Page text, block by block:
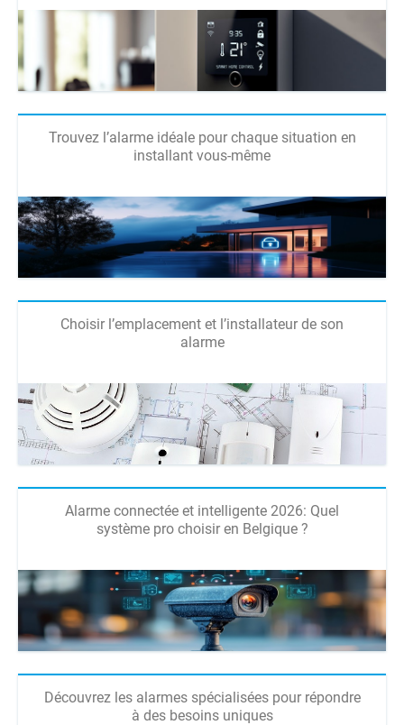
Trouvez l’alarme idéale pour chaque situation en
installant vous-même
Choisir l’emplacement et l’installateur de son
alarme
Alarme connectée et intelligente 2026: Quel
système pro choisir en Belgique ?
Découvrez les alarmes spécialisées pour répondre
à des besoins uniques